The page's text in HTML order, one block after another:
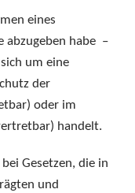
eines
abzugeben habe –
um eine
der
oder im
handelt.
Gesetzen, die in
und